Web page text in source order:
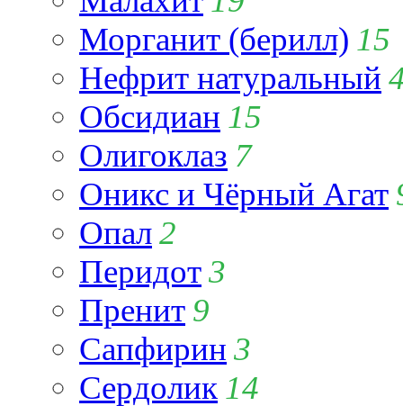
Морганит (берилл) 15
Нефрит натуральный
Обсидиан 15
Олигоклаз 7
Оникс и Чёрный Агат
Опал2
Перидот3
Пренит 9
Сапфирин 3
Сердолик 14